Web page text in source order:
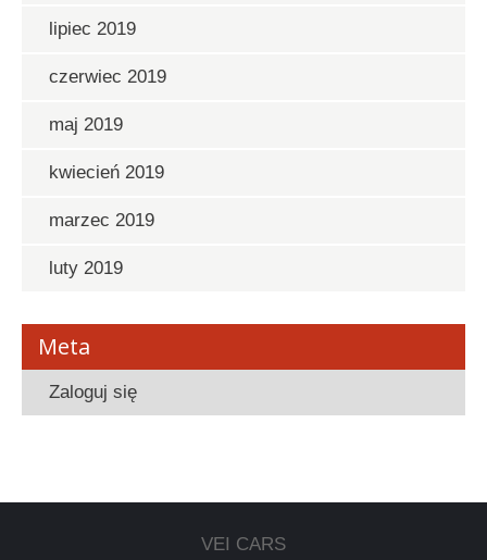
lipiec 2019
czerwiec 2019
maj 2019
kwiecień 2019
marzec 2019
luty 2019
Meta
Zaloguj się
VEI CARS